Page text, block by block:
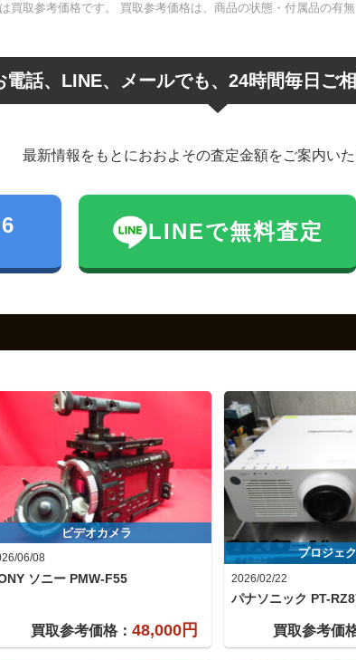
買取参考価格です。 買取参考価格は、商品の状態・付属品の有無
電話、LINE、メールでも、24時間毎日ご
最新情報をもとにおおよその査定金額をご案内いた
LINEで無料査定
ビデオカメラ
06/08
ソニーPMW-F55
買取参考価格： 48,000円
プロジェ
2026/02/22
パナソニック PT-
買取参考価